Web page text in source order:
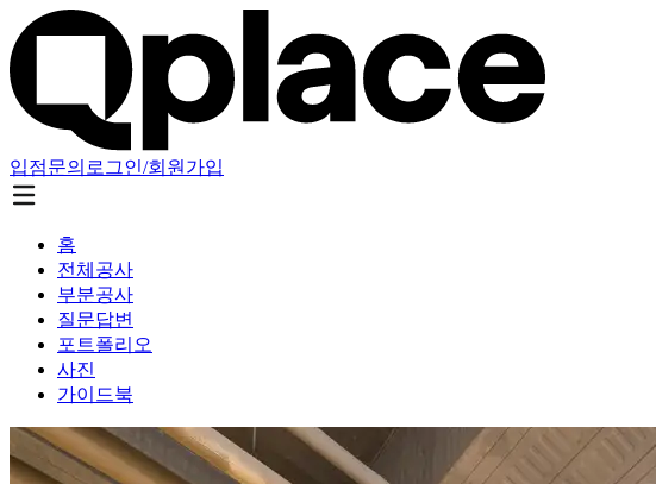
입점문의 로그인/회원가입
홈
전체공사
부분공사
질문답변
포트폴리오
사진
가이드북